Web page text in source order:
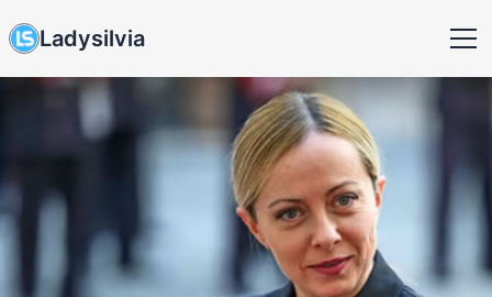
Ladysilvia